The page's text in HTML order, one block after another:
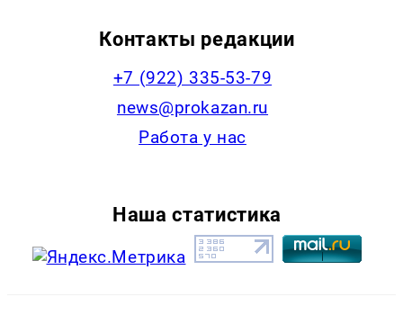
Контакты редакции
+7 (922) 335-53-79
news@prokazan.ru
Работа у нас
Наша статистика